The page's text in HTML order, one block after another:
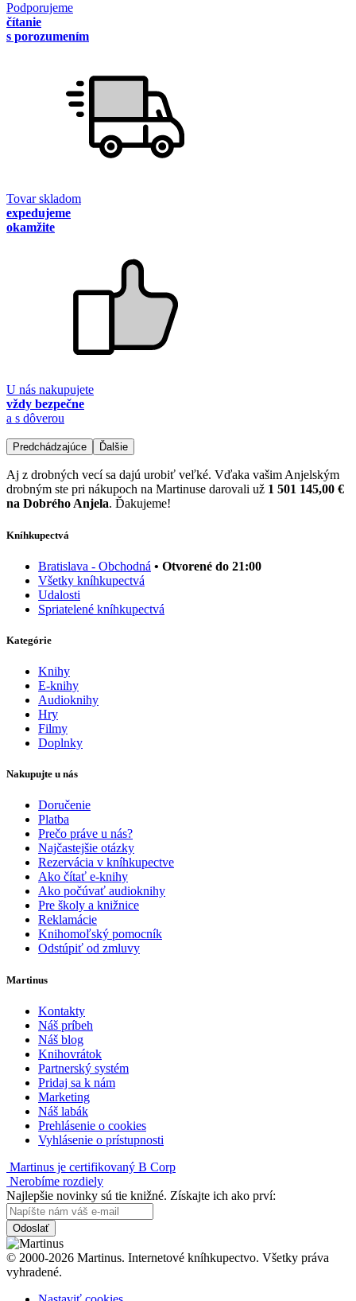
Podporujeme
čítanie
s porozumením
Tovar skladom
expedujeme
okamžite
U nás nakupujete
vždy bezpečne
a s dôverou
Predchádzajúce Ďalšie
Aj z drobných vecí sa dajú urobiť veľké. Vďaka vašim Anjelským
drobným ste pri nákupoch na Martinuse darovali už 1 501 145,00 €
na Dobrého Anjela. Ďakujeme!
Kníhkupectvá
Bratislava - Obchodná • Otvorené do 21:00
Všetky kníhkupectvá
Udalosti
Spriatelené kníhkupectvá
Kategórie
Knihy
E-knihy
Audioknihy
Hry
Filmy
Doplnky
Nakupujte u nás
Doručenie
Platba
Prečo práve u nás?
Najčastejšie otázky
Rezervácia v kníhkupectve
Ako čítať e-knihy
Ako počúvať audioknihy
Pre školy a knižnice
Reklamácie
Knihomoľský pomocník
Odstúpiť od zmluvy
Martinus
Kontakty
Náš príbeh
Náš blog
Knihovrátok
Partnerský systém
Pridaj sa k nám
Marketing
Náš labák
Prehlásenie o cookies
Vyhlásenie o prístupnosti
Martinus je certifikovaný B Corp
Nerobíme rozdiely
Najlepšie novinky sú tie knižné. Získajte ich ako prví:
Odoslať
© 2000-2026 Martinus. Internetové kníhkupectvo. Všetky práva
vyhradené.